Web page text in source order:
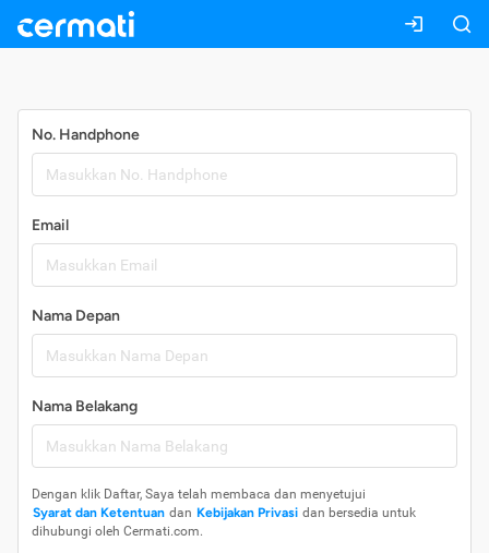
No. Handphone
Email
Nama Depan
Nama Belakang
Dengan klik Daftar, Saya telah membaca dan menyetujui
Syarat dan Ketentuan dan Kebijakan Privasi dan bersedia untuk
dihubungi oleh Cermati.com.